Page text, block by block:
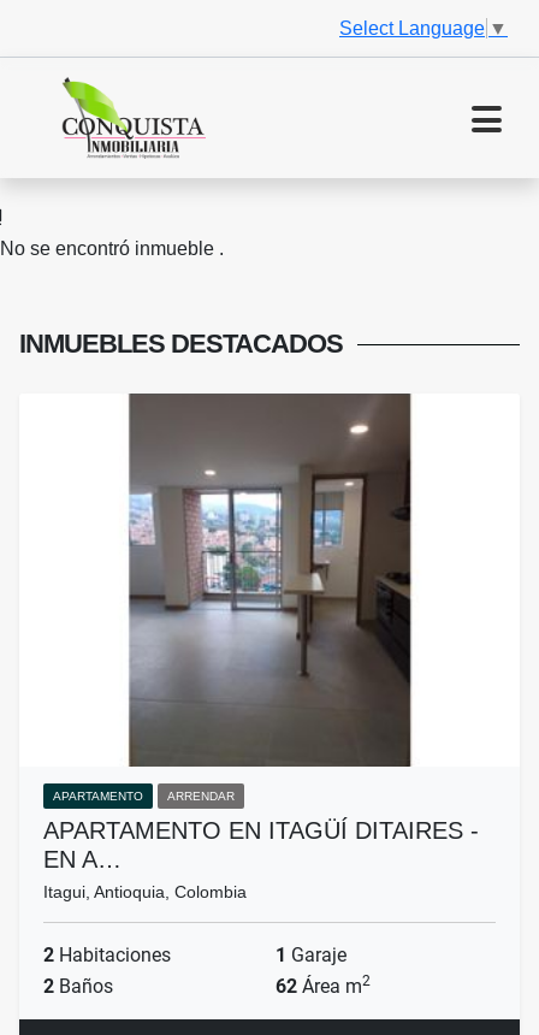
Select Language ▼
No se encontró inmueble .
INMUEBLES DESTACADOS
APARTAMENTO ARRENDAR
APARTAMENTO EN ITAGÜÍ DITAIRES -
EN A…
Itagui, Antioquia, Colombia
2 Habitaciones 1 Garaje
2 Baños 62 Área m2